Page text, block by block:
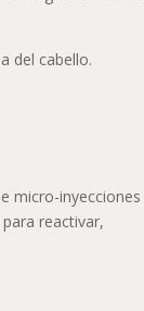
del cabello.
micro-
reactivar,